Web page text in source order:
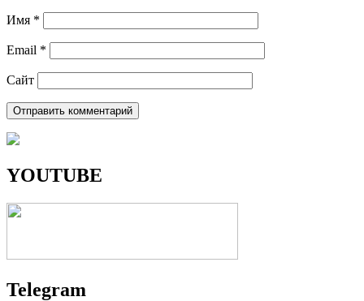
Имя *
Email *
Сайт
YOUTUBE
Telegram